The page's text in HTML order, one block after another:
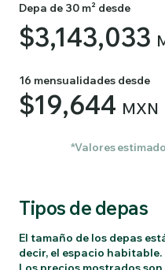
Depa de 30 m² desde
$3,143,033
16 mensualidades desde
$19,644 MXN
*Valores
Tipos de depas
El tamaño de los depas
decir, el espacio habitable.